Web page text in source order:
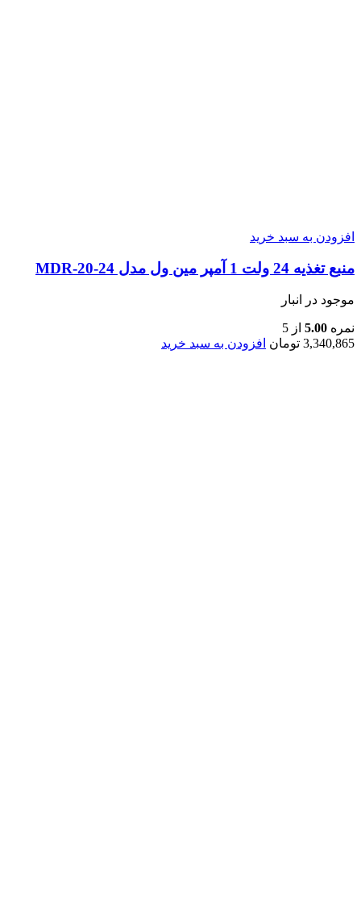
افزودن به سبد خرید
منبع تغذیه 24 ولت 1 آمپر مین ول مدل MDR-20-24
موجود در انبار
نمره 5.00 از 5
3,340,865 تومان افزودن به سبد خرید